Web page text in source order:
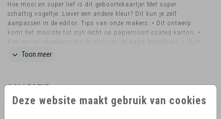
Deze website maakt gebruik van cookies
Hoe mooi en super lief is dit geboortekaartje! Met super
schattig vogeltje. Liever een andere kleur? Dit kun je zelf
aanpassen in de editor. Tips van onze makers: • Dit ontwerp
komt het mooiste tot zijn recht op papiersoort coated karton. •
Kies een envelopkleur die de stijl van de kaart benadrukt. • Sluit
de envelop met een bijpassende
Toon meer
COLLECTIE